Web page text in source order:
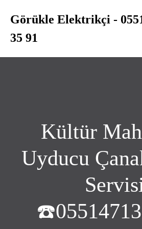
geç
Görükle Elektrikçi -
35 91
Kültür
Uyducu